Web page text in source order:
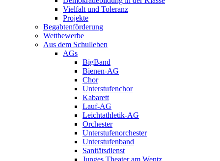
Vielfalt und Toleranz
Projekte
Begabtenförderung
Wettbewerbe
Aus dem Schulleben
AGs
BigBand
Bienen-AG
Chor
Unterstufenchor
Kabarett
Lauf-AG
Leichtathletik-AG
Orchester
Unterstufenorchester
Unterstufenband
Sanitätsdienst
Junges Theater am Wentz